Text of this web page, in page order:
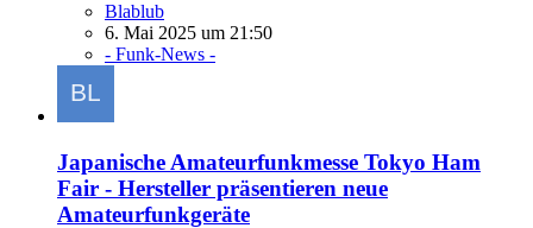
Blablub
6. Mai 2025 um 21:50
- Funk-News -
Japanische Amateurfunkmesse Tokyo Ham
Fair - Hersteller präsentieren neue
Amateurfunkgeräte